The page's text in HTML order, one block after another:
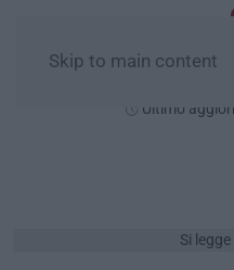
Skip to main content
Ultimo
Si